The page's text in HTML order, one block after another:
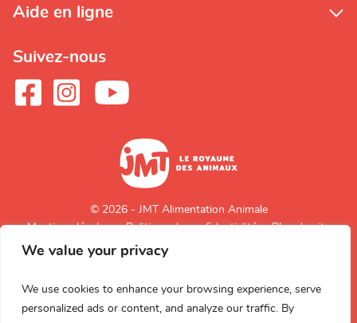
We value your privacy
We use cookies to enhance your browsing experience, serve
personalized ads or content, and analyze our traffic. By
Aide en ligne
Suivez-nous
© 2026 - JMT Alimentation Animale
Mentions légales
Politique de confidentialité Plan du site